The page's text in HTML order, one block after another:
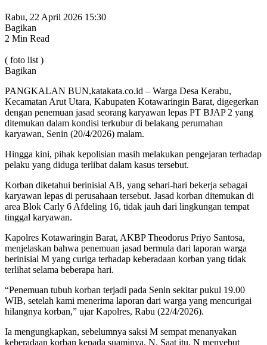
Rabu, 22 April 2026 15:30
Bagikan
2 Min Read
( foto list )
Bagikan
PANGKALAN BUN,katakata.co.id – Warga Desa Kerabu,
Kecamatan Arut Utara, Kabupaten Kotawaringin Barat, digegerkan
dengan penemuan jasad seorang karyawan lepas PT BJAP 2 yang
ditemukan dalam kondisi terkubur di belakang perumahan
karyawan, Senin (20/4/2026) malam.
Hingga kini, pihak kepolisian masih melakukan pengejaran terhadap
pelaku yang diduga terlibat dalam kasus tersebut.
Korban diketahui berinisial AB, yang sehari-hari bekerja sebagai
karyawan lepas di perusahaan tersebut. Jasad korban ditemukan di
area Blok Carly 6 Afdeling 16, tidak jauh dari lingkungan tempat
tinggal karyawan.
Kapolres Kotawaringin Barat, AKBP Theodorus Priyo Santosa,
menjelaskan bahwa penemuan jasad bermula dari laporan warga
berinisial M yang curiga terhadap keberadaan korban yang tidak
terlihat selama beberapa hari.
“Penemuan tubuh korban terjadi pada Senin sekitar pukul 19.00
WIB, setelah kami menerima laporan dari warga yang mencurigai
hilangnya korban,” ujar Kapolres, Rabu (22/4/2026).
Ia mengungkapkan, sebelumnya saksi M sempat menanyakan
keberadaan korban kepada suaminya, N. Saat itu, N menyebut